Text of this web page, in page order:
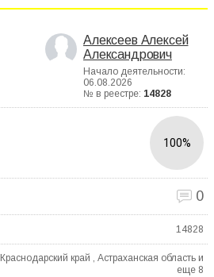
Алексеев Алексей
Александрович
Начало деятельности:
06.08.2026
№ в реестре: 14828
100%
0
14828
край , Астраханская область и
еще 8